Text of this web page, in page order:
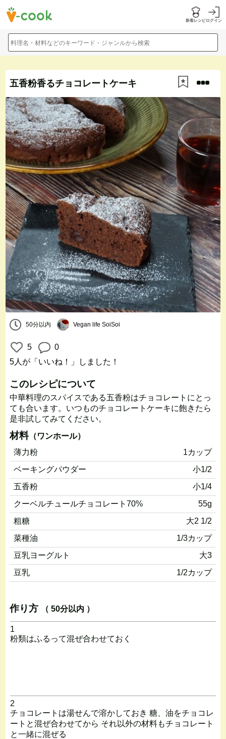
新着レシピログイン
料理名・材料などのキーワード・ジャンルから検索
五香粉香るチョコレートケーキ
50分以内 Vegan life SoiSoi
5
0
5人 が「いいね！」しました！
このレシピについて
中華料理のスパイスである五香粉はチョコレートにとっ
ても合います。いつものチョコレートケーキに飽きたら
是非試してみてください。
材料（ワンホール）
薄力粉
1カップ
ベーキングパウダー
小1/2
五香粉
小1/4
クーベルチュールチョコレート70%
55g
粗糖
大2 1/2
菜種油
1/3カップ
豆乳ヨーグルト
大3
豆乳
1/2カップ
作り方 （ 50分以内 ）
1
粉類はふるって混ぜ合わせておく
2
チョコレートは湯せんで溶かしておき 糖、油をチョコレ
ートと混ぜ合わせてから それ以外の材料もチョコレート
と一緒に混ぜる